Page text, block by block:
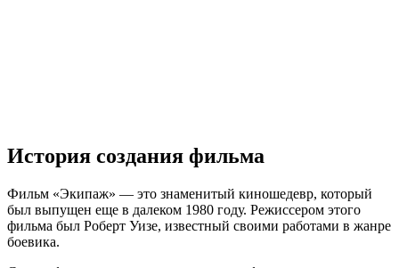
История создания фильма
Фильм «Экипаж» — это знаменитый киношедевр, который
был выпущен еще в далеком 1980 году. Режиссером этого
фильма был Роберт Уизе, известный своими работами в жанре
боевика.